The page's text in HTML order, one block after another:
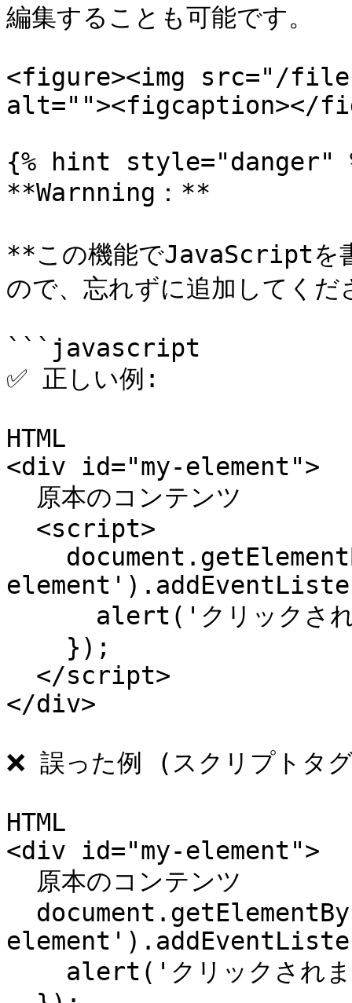
編集することも可能です。
<figure><img src="/files/
alt=""><figcaption></
{% hint style="danger"
**Warnning：**
**この機能でJavaScriptを
ので、忘れずに追加してくだ
```javascript
✅ 正しい例:
HTML
<div id="my-element">
</div>
❌ 誤った例 (スクリプトタ
HTML
<div id="my-element">